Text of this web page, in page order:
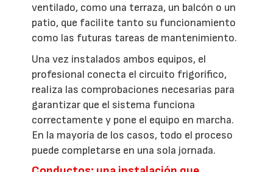
ventilado, como una terraza, un balcón o un
patio, que facilite tanto su funcionamiento
como las futuras tareas de mantenimiento.
Una vez instalados ambos equipos, el
profesional conecta el circuito frigorífico,
realiza las comprobaciones necesarias para
garantizar que el sistema funciona
correctamente y pone el equipo en marcha.
En la mayoría de los casos, todo el proceso
puede completarse en una sola jornada.